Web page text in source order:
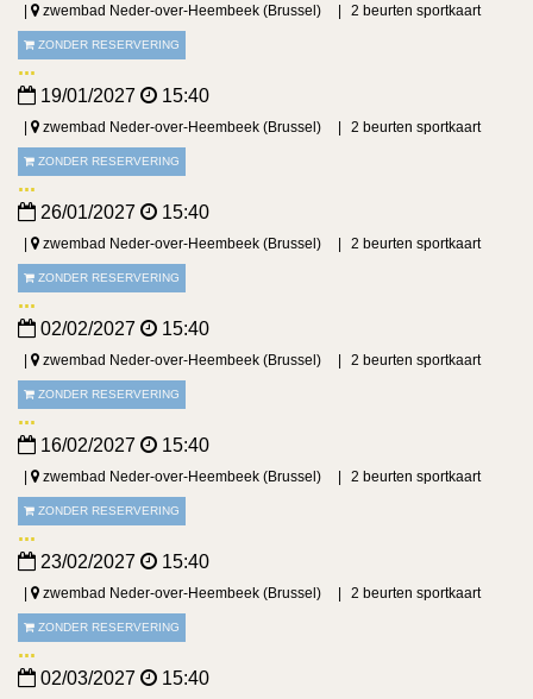
zwembad Neder-over-Heembeek (Brussel) 2 beurten sportkaart
ZONDER RESERVERING
19/01/2027 15:40
zwembad Neder-over-Heembeek (Brussel) 2 beurten sportkaart
ZONDER RESERVERING
26/01/2027 15:40
zwembad Neder-over-Heembeek (Brussel) 2 beurten sportkaart
ZONDER RESERVERING
02/02/2027 15:40
zwembad Neder-over-Heembeek (Brussel) 2 beurten sportkaart
ZONDER RESERVERING
16/02/2027 15:40
zwembad Neder-over-Heembeek (Brussel) 2 beurten sportkaart
ZONDER RESERVERING
23/02/2027 15:40
zwembad Neder-over-Heembeek (Brussel) 2 beurten sportkaart
ZONDER RESERVERING
02/03/2027 15:40